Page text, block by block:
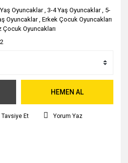
Oyuncaklar ,3-4 Yaş Oyuncaklar , 5-
Oyuncaklar ,Erkek Çocuk Oyuncakları
Çocuk Oyuncakları
HEMEN AL
Tavsiye Et Yorum Yaz